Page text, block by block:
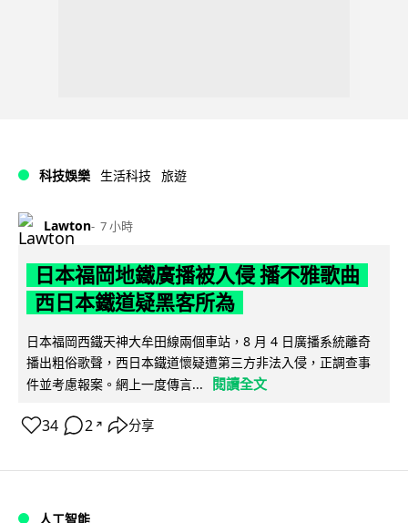
科技娛樂 生活科技 旅遊
Lawton 7 小時
日本福岡地鐵廣播被入侵 播不雅歌曲
西日本鐵道疑黑客所為
日本福岡西鐵天神大牟田線兩個車站，8 月 4 日廣播系統離奇
播出粗俗歌聲，西日本鐵道懷疑遭第三方非法入侵，正調查事
件並考慮報案。網上一度傳言...
閱讀全文
34 2 ↗ 分享
人工智能